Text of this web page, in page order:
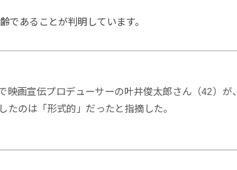
であることが判明しています。
映画宣伝プロデューサーの叶井俊太郎さん（42）が、
たのは「形式的」だったと指摘した。